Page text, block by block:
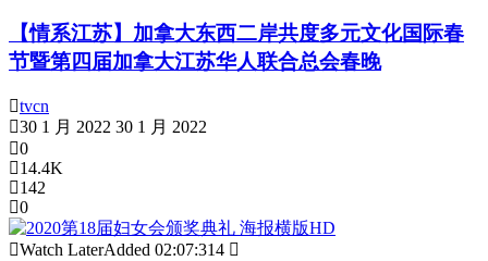
【情系江苏】加拿大东西二岸共度多元文化国际春
节暨第四届加拿大江苏华人联合总会春晚
tvcn
30 1 月 2022 30 1 月 2022
0
14.4K
142
0
Watch LaterAdded 02:07:314